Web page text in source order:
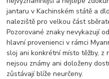
jantaru v Kachinském státě a
naleziště pro velkou část
Pozorované znaky nevykazují
hlavní provenienci v rámci
sloj ani konkrétní místo těžby, z
nejsou známy ani doloženy
zůstávají blíže neurčeny.